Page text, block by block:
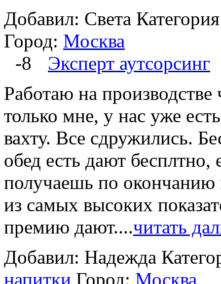
Добавил: Света
Город: Москва
-8
Эксперт аутсорсинг
Работаю на производстве
только мне, у нас уже
вахту. Все сдружились.
обед есть дают
получаешь по окончанию
из самых высоких
премию дают....читать
Добавил: Надежда
напитки Город: Москва